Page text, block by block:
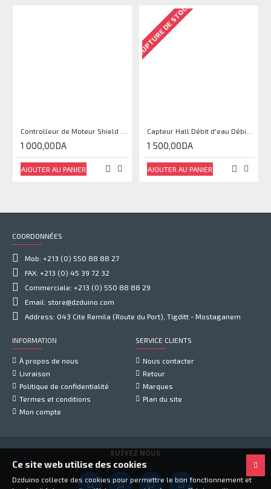
1 000,00DA
AJOUTER AU PANIER
RUPTURE DE STOCK
1 500,00DA
AJOUTER AU PANIER
COORDONNÉES
Mob: +213 (0) 550 88 88 27
FAX: +213 (0) 45 39 72 32
Commerciale: +213 (0) 550 88 88 29
Email: store@dzduino.com
Address: 043 Cite Remila (Route du Port), Tigditt - Mostaganem
INFORMATION
À propos de nous
Livraison
Politique de confidentialité
Termes et conditions
Mon compte
SERVICE CLIENTS
Nous contacter
Retour
Marques
Plan du site
SUIVEZ NOUS
Ce site web utilise des cookies
Dzduino collecte des cookies pour permettre le bon fonctionnement et